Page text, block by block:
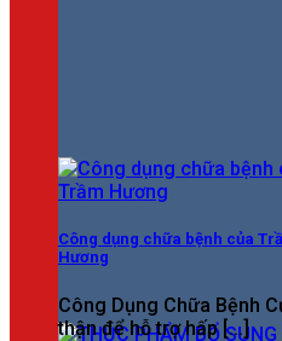
Công dụng chữa bệnh của
Hương
Công Dụng Chữa Bệnh
thận để hỗ trợ hấp [...]